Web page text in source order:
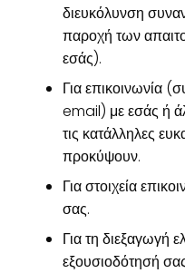
διευκόλυνση
παροχή των
εσάς).
Για επικοινωνία
email) με εσάς ή
τις κατάλληλες
προκύψουν.
Για στοιχεία
σας.
Για τη διεξαγωγή
εξουσιοδότησή